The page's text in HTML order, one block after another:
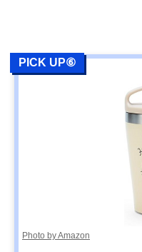
PICK UP⑥
Photo by Amazon